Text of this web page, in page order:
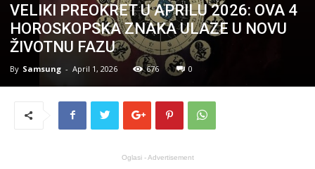
VELIKI PREOKRET U APRILU 2026: OVA 4
HOROSKOPSKA ZNAKA ULAZE U NOVU
ŽIVOTNU FAZU
By Samsung - April 1, 2026 676 0
Oglasi - Advertisement